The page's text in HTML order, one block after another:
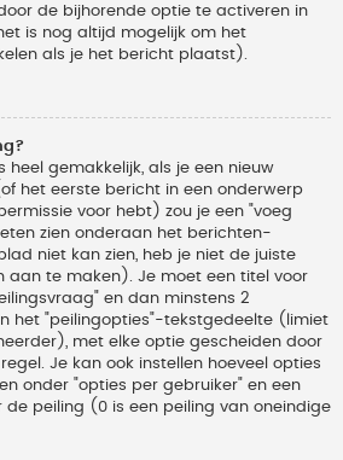
de bijhorende optie te activeren in
is nog altijd mogelijk om het
als je het bericht plaatst).
heel gemakkelijk, als je een nieuw
het eerste bericht in een onderwerp
voor hebt) zou je een "voeg
zien onderaan het berichten-
niet kan zien, heb je niet de juiste
aan te maken). Je moet een titel voor
en dan minstens 2
het "peilingopties"-tekstgedeelte (limiet
met elke optie gescheiden door
Je kan ook instellen hoeveel opties
onder "opties per gebruiker" en een
peiling (0 is een peiling van oneindige